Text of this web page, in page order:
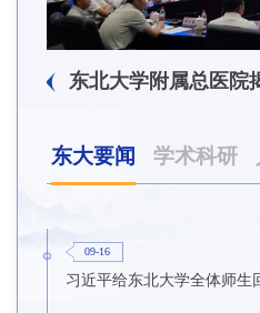
东大要闻 学术科研
09-16
习近平给东北大学全体师生